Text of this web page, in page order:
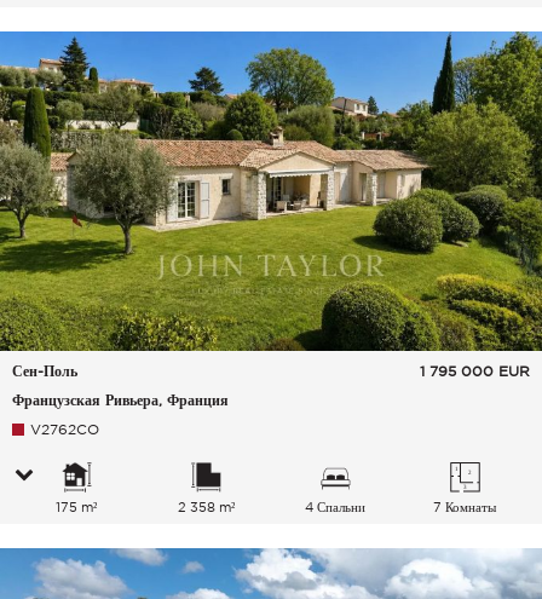
Сен-Поль
Французская Ривьера, Франция
1 795 000 EUR
V2762CO
175 m² 2 358 m² 4 Спальни 7 Комнаты